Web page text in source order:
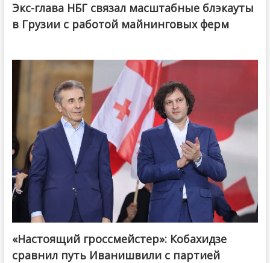
Экс-глава НБГ связал масштабные блэкауты
в Грузии с работой майнинговых ферм
@ქართული ოცნება / Georgian Dream
«Настоящий гроссмейстер»: Кобахидзе
сравнил путь Иванишвили с партией